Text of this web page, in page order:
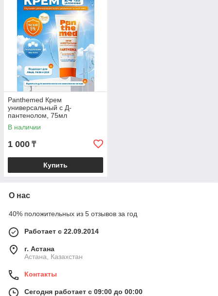
Panthemed Крем
универсальный с Д-
пантенолом, 75мл
В наличии
1 000 ₸
Купить
О нас
40% положительных из 5 отзывов за год
Работает с 22.09.2014
г. Астана
Астана, Казахстан
Контакты
Сегодня работает с 09:00 до 00:00